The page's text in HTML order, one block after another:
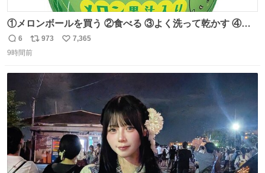
①メロンボールを買う ②食べる ③よく洗って乾かす ④か
わいい
返
信
6
リ
ポ
数
973
い
数
7,365
9時間前